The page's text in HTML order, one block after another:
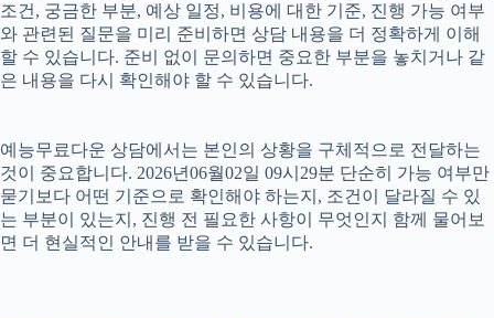
조건, 궁금한 부분, 예상 일정, 비용에 대한 기준, 진행 가능 여부
와 관련된 질문을 미리 준비하면 상담 내용을 더 정확하게 이해
할 수 있습니다. 준비 없이 문의하면 중요한 부분을 놓치거나 같
은 내용을 다시 확인해야 할 수 있습니다.
예능무료다운 상담에서는 본인의 상황을 구체적으로 전달하는
것이 중요합니다. 2026년06월02일 09시29분 단순히 가능 여부만
묻기보다 어떤 기준으로 확인해야 하는지, 조건이 달라질 수 있
는 부분이 있는지, 진행 전 필요한 사항이 무엇인지 함께 물어보
면 더 현실적인 안내를 받을 수 있습니다.